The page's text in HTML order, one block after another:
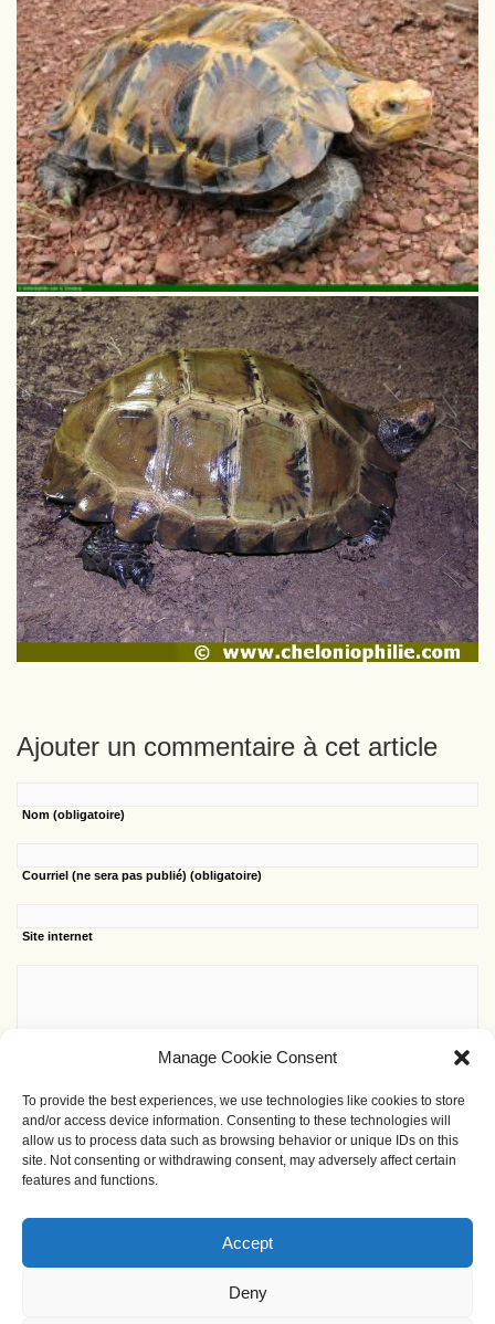
Manage Cookie Consent
To provide the best experiences, we use technologies like cookies to store
and/or access device information. Consenting to these technologies will
allow us to process data such as browsing behavior or unique IDs on this
site. Not consenting or withdrawing consent, may adversely affect certain
features and functions.
Accept
Deny
Ajouter un commentaire à cet article
Nom (obligatoire)
Courriel (ne sera pas publié) (obligatoire)
Site internet
Avertissez-moi des prochains commentaires par e-mail
sept
Contact Webmaster